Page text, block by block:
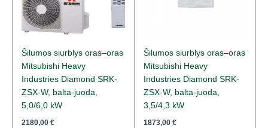
Šilumos siurblys oras–oras
Mitsubishi Heavy
Industries Diamond SRK-
ZSX-W, balta-juoda,
5,0/6,0 kW
2180,00 €
Šilumos siurblys oras–oras
Mitsubishi Heavy
Industries Diamond SRK-
ZSX-W, balta-juoda,
3,5/4,3 kW
1873,00 €